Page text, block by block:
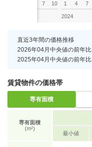
7 10 1 4 7
2024
直近3年間の価格推移
2026年04月中央値の前年比
2025年04月中央値の前年比
賃貸物件の価格帯
専有面積
専有面積
(m²)
最小値